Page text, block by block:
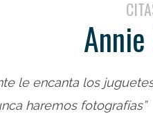
le encanta los
haremos fotografías”